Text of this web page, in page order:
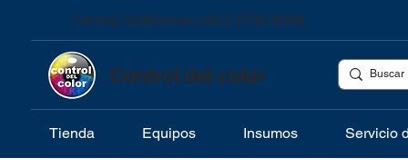
Central Teléfonica: +56 2 2732 8548
Control del color
Tienda Equipos Insumos Servicio